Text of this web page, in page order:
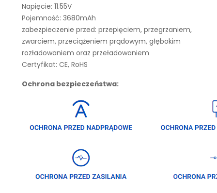
Napięcie: 11.55V
Pojemność: 3680mAh
zabezpieczenie przed: przepięciem, przegrzaniem,
zwarciem, przeciążeniem prądowym, głębokim
rozładowaniem oraz przeładowaniem
Certyfikat: CE, RoHS
Ochrona bezpieczeństwa: